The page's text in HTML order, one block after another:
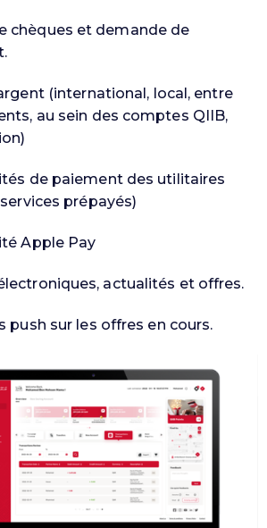
chèques et demande de
(international, local, entre
au sein des comptes QIIB,
de paiement des utilitaires
prépayés)
Apple Pay
actualités et offres.
push sur les offres en cours.